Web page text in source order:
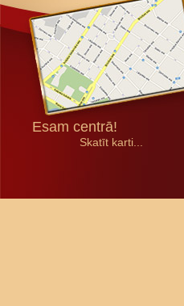
Esam centrā!
Skatīt karti...